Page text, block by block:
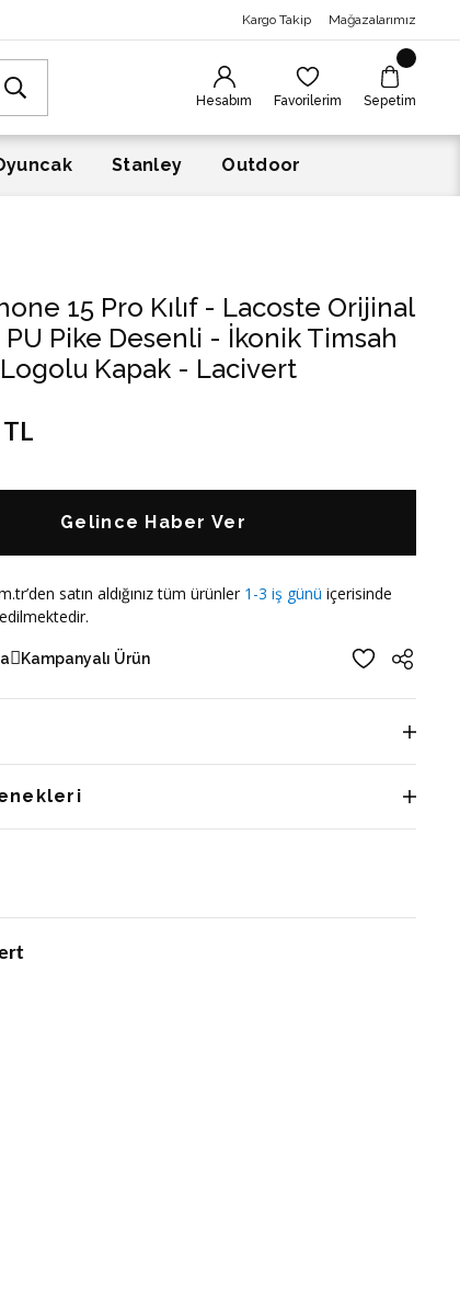
Kargo Takip Mağazalarımız
Hesabım Favorilerim Sepetim
Stanley Outdoor
15 Pro Kılıf - Lacoste Orijinal
PU Pike Desenli - İkonik Timsah
Kapak - Lacivert
Gelince Haber Ver
satın aldığınız tüm ürünler 1-3 iş günü içerisinde
Kampanyalı Ürün